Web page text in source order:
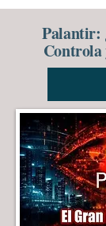
Palantir:
Controla